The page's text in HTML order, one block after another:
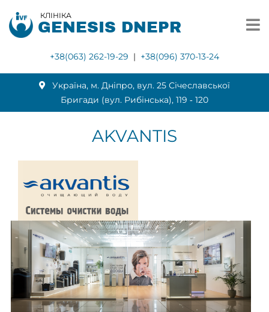
КЛІНІКА
GENESIS DNEPR
+38(063) 262-19-29 | +38(096) 370-13-24
Українa, м. Дніпро, вул. 25 Січеславської
Бригади (вул. Рибінська), 119 ‑ 120
AKVANTIS